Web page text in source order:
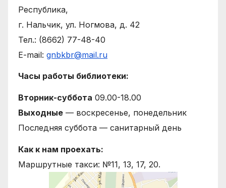
Республика,
г. Нальчик, ул. Ногмова, д. 42
Тел.: (8662) 77-48-40
E-mail: gnbkbr@mail.ru
Часы работы библиотеки:
Вторник-суббота 09.00-18.00
Выходные — воскресенье, понедельник
Последняя суббота — санитарный день
Как к нам проехать:
Маршрутные такси: №11, 13, 17, 20.